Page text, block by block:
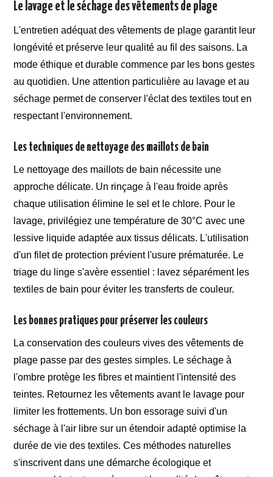
Le lavage et le séchage des vêtements de plage
L'entretien adéquat des vêtements de plage garantit leur
longévité et préserve leur qualité au fil des saisons. La
mode éthique et durable commence par les bons gestes
au quotidien. Une attention particulière au lavage et au
séchage permet de conserver l'éclat des textiles tout en
respectant l'environnement.
Les techniques de nettoyage des maillots de bain
Le nettoyage des maillots de bain nécessite une
approche délicate. Un rinçage à l'eau froide après
chaque utilisation élimine le sel et le chlore. Pour le
lavage, privilégiez une température de 30°C avec une
lessive liquide adaptée aux tissus délicats. L'utilisation
d'un filet de protection prévient l'usure prématurée. Le
triage du linge s'avère essentiel : lavez séparément les
textiles de bain pour éviter les transferts de couleur.
Les bonnes pratiques pour préserver les couleurs
La conservation des couleurs vives des vêtements de
plage passe par des gestes simples. Le séchage à
l'ombre protège les fibres et maintient l'intensité des
teintes. Retournez les vêtements avant le lavage pour
limiter les frottements. Un bon essorage suivi d'un
séchage à l'air libre sur un étendoir adapté optimise la
durée de vie des textiles. Ces méthodes naturelles
s'inscrivent dans une démarche écologique et